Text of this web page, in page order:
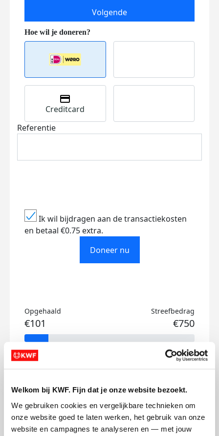
Welkom bij KWF. Fijn dat je onze website bezoekt.
We gebruiken cookies en vergelijkbare technieken om
onze website goed te laten werken, het gebruik van onze
website en campagnes te analyseren en — met jouw
Volgende
Creditcard
Referentie
Ik wil bijdragen aan de transactiekosten
en betaal €0.75 extra.
Doneer nu
Opgehaald
€101
Streefbedrag
€750
Doneer